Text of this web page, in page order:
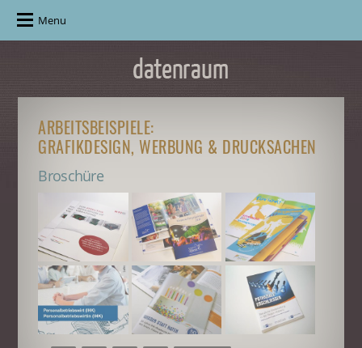
Menu
ARBEITSBEISPIELE:
GRAFIKDESIGN, WERBUNG & DRUCKSACHEN
Broschüre